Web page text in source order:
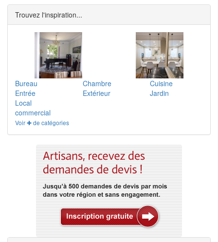
Trouvez l'inspiration...
Bureau Chambre
Cuisine
Entrée
Extérieur
Jardin
Local
commercial
Voir ✚ de catégories